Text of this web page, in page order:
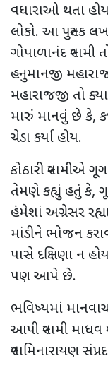
વધારાઓ થતા
લોકો. આ પુસ્તક
ગોપાળાનંદ
હનુમાનજી
મહારાજજી તો
મારું માનવું છે કે,
ચેડા કર્યા હોય.
કોઠારી સ્વામીએ
તેમણે કહ્યું હતું કે,
હંમેશાં અગ્રેસર
માંડીને ભોજન
પાસે દક્ષિણા ન
પણ આપે છે.
ભવિષ્યમાં
આપી સ્વામી માધવ
સ્વામિનારાયણ